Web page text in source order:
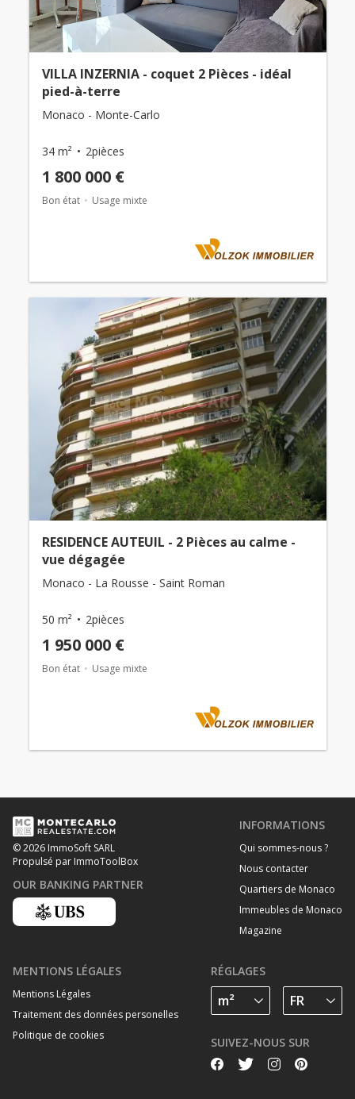
VILLA INZERNIA - coquet 2 Pièces - idéal
pied-à-terre
Monaco - Monte-Carlo
34 m² 2pièces
1 800 000 €
Bon état Usage mixte
RESIDENCE AUTEUIL - 2 Pièces au calme -
vue dégagée
Monaco - La Rousse - Saint Roman
50 m² 2pièces
1 950 000 €
Bon état Usage mixte
© 2026 ImmoSoft SARL
Propulsé par ImmoToolBox
OUR BANKING PARTNER
INFORMATIONS
Qui sommes-nous ?
Nous contacter
Quartiers de Monaco
Immeubles de Monaco
Magazine
MENTIONS LÉGALES
Mentions Légales
Traitement des données personelles
Politique de cookies
RÉGLAGES
SUIVEZ-NOUS SUR